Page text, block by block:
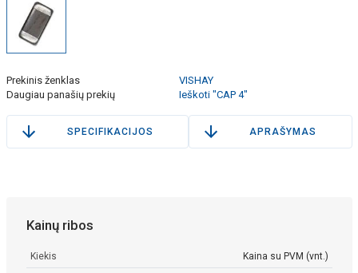
Prekinis ženklas
VISHAY
Daugiau panašių prekių
Ieškoti "CAP 4"
SPECIFIKACIJOS APRAŠYMAS
Kainų ribos
Kiekis Kaina su PVM (vnt.)